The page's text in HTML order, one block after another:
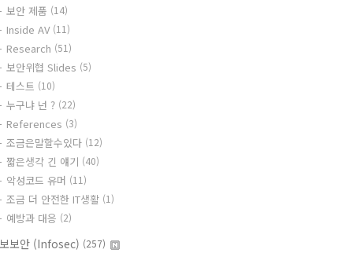
보안 제품 (14)
Inside AV (11)
Research (51)
보안위협 Slides (5)
테스트 (10)
누구냐 넌 ? (22)
References (3)
조금은말할수있다 (12)
짧은생각 긴 얘기 (40)
악성코드 유머 (11)
조금 더 안전한 IT생활 (1)
예방과 대응 (2)
보안 (Infosec) (257)